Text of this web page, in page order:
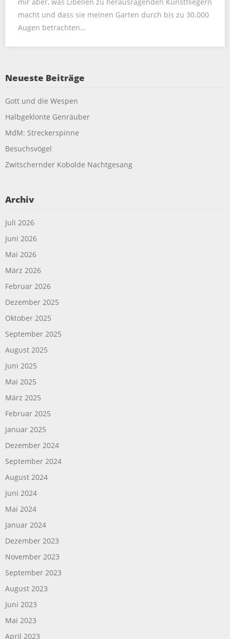
macht und dass sie meinen Garten durch bis zu 30.000
Augen betrachten…
Neueste Beiträge
Gott und die Wespen
Halbgeklonte Genräuber
MdM: Streckerspinne
Besuchsvögel
Zwitschernder Kobolde Nachtgesang
Archiv
Juli 2026
Juni 2026
Mai 2026
März 2026
Februar 2026
Dezember 2025
Oktober 2025
September 2025
August 2025
Juni 2025
Mai 2025
März 2025
Februar 2025
Januar 2025
Dezember 2024
September 2024
August 2024
Juni 2024
Mai 2024
Januar 2024
Dezember 2023
November 2023
September 2023
August 2023
Juni 2023
Mai 2023
April 2023